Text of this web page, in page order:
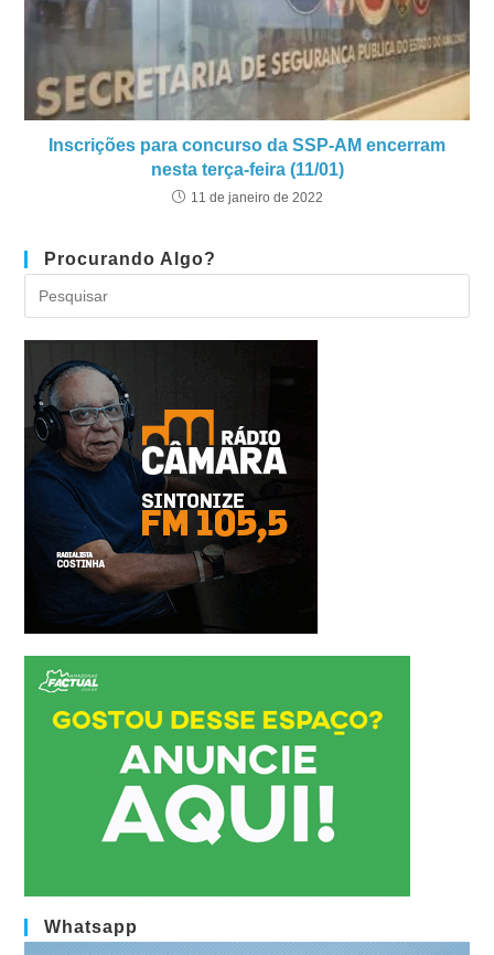
Inscrições para concurso da SSP-AM encerram
nesta terça-feira (11/01)
11 de janeiro de 2022
Procurando Algo?
Whatsapp